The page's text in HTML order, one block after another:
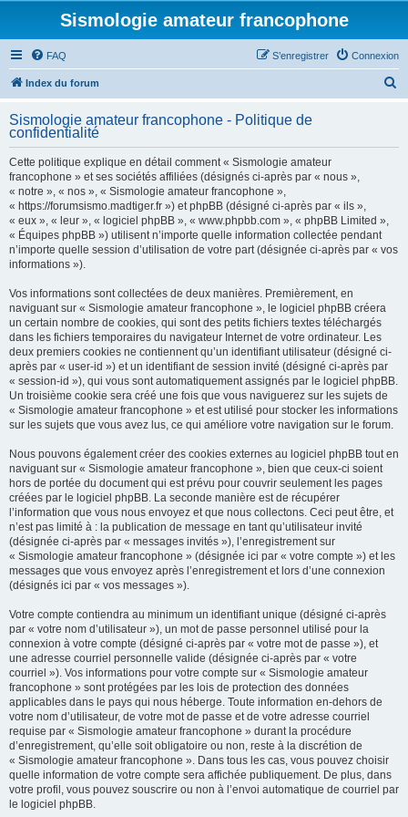
Sismologie amateur francophone
FAQ Connexion
S’enregistrer
Index du forum
h
Sismologie amateur francophone - Politique de
confidentialité
Cette politique explique en détail comment « Sismologie amateur
francophone » et ses sociétés affiliées (désignés ci-après par « nous »,
« notre », « nos », « Sismologie amateur francophone »,
« https://forumsismo.madtiger.fr ») et phpBB (désigné ci-après par « ils »,
« eux », « leur », « logiciel phpBB », « www.phpbb.com », « phpBB Limited »,
« Équipes phpBB ») utilisent n’importe quelle information collectée pendant
n’importe quelle session d’utilisation de votre part (désignée ci-après par « vos
informations »).
Vos informations sont collectées de deux manières. Premièrement, en
naviguant sur « Sismologie amateur francophone », le logiciel phpBB créera
un certain nombre de cookies, qui sont des petits fichiers textes téléchargés
dans les fichiers temporaires du navigateur Internet de votre ordinateur. Les
deux premiers cookies ne contiennent qu’un identifiant utilisateur (désigné ci-
après par « user-id ») et un identifiant de session invité (désigné ci-après par
« session-id »), qui vous sont automatiquement assignés par le logiciel phpBB.
Un troisième cookie sera créé une fois que vous naviguerez sur les sujets de
« Sismologie amateur francophone » et est utilisé pour stocker les informations
sur les sujets que vous avez lus, ce qui améliore votre navigation sur le forum.
Nous pouvons également créer des cookies externes au logiciel phpBB tout en
naviguant sur « Sismologie amateur francophone », bien que ceux-ci soient
hors de portée du document qui est prévu pour couvrir seulement les pages
créées par le logiciel phpBB. La seconde manière est de récupérer
l’information que vous nous envoyez et que nous collectons. Ceci peut être, et
n’est pas limité à : la publication de message en tant qu’utilisateur invité
(désignée ci-après par « messages invités »), l’enregistrement sur
« Sismologie amateur francophone » (désignée ici par « votre compte ») et les
messages que vous envoyez après l’enregistrement et lors d’une connexion
(désignés ici par « vos messages »).
Votre compte contiendra au minimum un identifiant unique (désigné ci-après
par « votre nom d’utilisateur »), un mot de passe personnel utilisé pour la
connexion à votre compte (désigné ci-après par « votre mot de passe »), et
une adresse courriel personnelle valide (désignée ci-après par « votre
courriel »). Vos informations pour votre compte sur « Sismologie amateur
francophone » sont protégées par les lois de protection des données
applicables dans le pays qui nous héberge. Toute information en-dehors de
votre nom d’utilisateur, de votre mot de passe et de votre adresse courriel
requise par « Sismologie amateur francophone » durant la procédure
d’enregistrement, qu’elle soit obligatoire ou non, reste à la discrétion de
« Sismologie amateur francophone ». Dans tous les cas, vous pouvez choisir
quelle information de votre compte sera affichée publiquement. De plus, dans
votre profil, vous pouvez souscrire ou non à l’envoi automatique de courriel par
le logiciel phpBB.